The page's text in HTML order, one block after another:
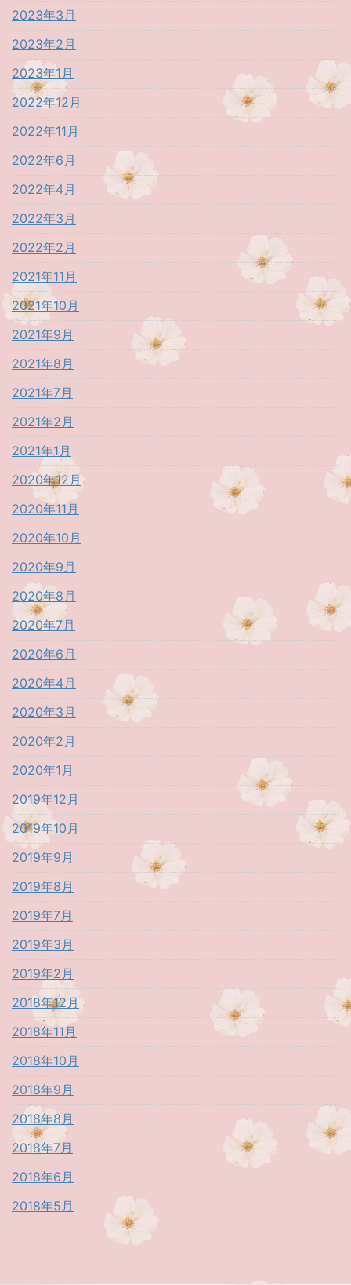
2023年3月
2023年2月
2023年1月
2022年12月
2022年11月
2022年6月
2022年4月
2022年3月
2022年2月
2021年11月
2021年10月
2021年9月
2021年8月
2021年7月
2021年2月
2021年1月
2020年12月
2020年11月
2020年10月
2020年9月
2020年8月
2020年7月
2020年6月
2020年4月
2020年3月
2020年2月
2020年1月
2019年12月
2019年10月
2019年9月
2019年8月
2019年7月
2019年3月
2019年2月
2018年12月
2018年11月
2018年10月
2018年9月
2018年8月
2018年7月
2018年6月
2018年5月